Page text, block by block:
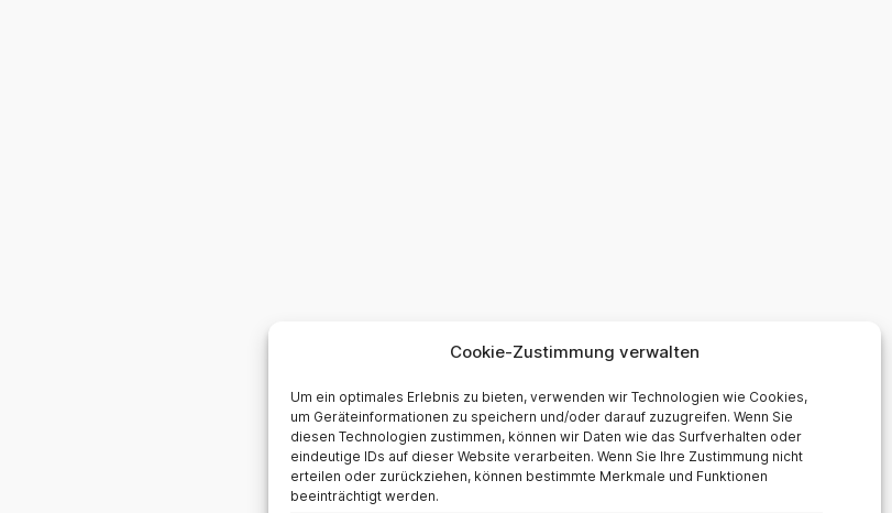
Cookie-Zustimmung verwalten
Um ein optimales Erlebnis zu bieten, verwenden wir Technologien wie Cookies,
um Geräteinformationen zu speichern und/oder darauf zuzugreifen. Wenn Sie
diesen Technologien zustimmen, können wir Daten wie das Surfverhalten oder
eindeutige IDs auf dieser Website verarbeiten. Wenn Sie Ihre Zustimmung nicht
erteilen oder zurückziehen, können bestimmte Merkmale und Funktionen
beeinträchtigt werden.